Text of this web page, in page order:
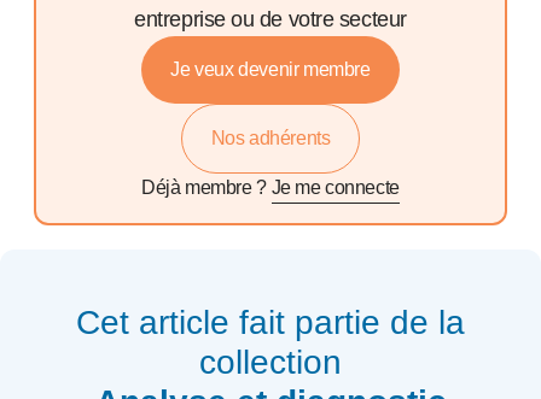
entreprise ou de votre secteur
Je veux devenir membre
Nos adhérents
Déjà membre ? Je me connecte
Cet article fait partie de la
collection